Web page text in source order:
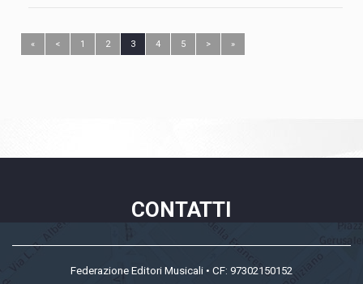
« < 1 2 3 4 5 > »
CONTATTI
Federazione Editori Musicali • CF: 97302150152